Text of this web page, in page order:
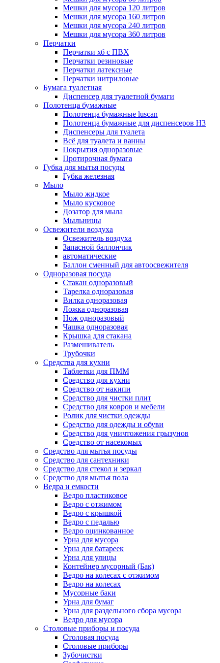
Мешки для мусора 120 литров
Мешки для мусора 160 литров
Мешки для мусора 240 литров
Мешки для мусора 360 литров
Перчатки
Перчатки хб с ПВХ
Перчатки резиновые
Перчатки латексные
Перчатки нитриловые
Бумага туалетная
Диспенсер для туалетной бумаги
Полотенца бумажные
Полотенца бумажные luscan
Полотенца бумажные для диспенсеров H3
Диспенсеры для туалета
Всё для туалета и ванны
Покрытия одноразовые
Протирочная бумага
Губка для мытья посуды
Губка железная
Мыло
Мыло жидкое
Мыло кусковое
Дозатор для мыла
Мыльницы
Освежители воздуха
Освежитель воздуха
Запасной баллончик
автоматические
Баллон сменный для автоосвежителя
Одноразовая посуда
Стакан одноразовый
Тарелка одноразовая
Вилка одноразовая
Ложка одноразовая
Нож одноразовый
Чашка одноразовая
Крышка для стакана
Размешиватель
Трубочки
Средства для кухни
Таблетки для ПММ
Средство для кухни
Средство от накипи
Средство для чистки плит
Средство для ковров и мебели
Ролик для чистки одежды
Средство для одежды и обуви
Средство для уничтожения грызунов
Средство от насекомых
Средство для мытья посуды
Средство для сантехники
Средство для стекол и зеркал
Средство для мытья пола
Ведра и емкости
Ведро пластиковое
Ведро с отжимом
Ведро с крышкой
Ведро с педалью
Ведро оцинкованное
Урна для мусора
Урна для батареек
Урна для улицы
Контейнер мусорный (Бак)
Ведро на колесах с отжимом
Ведро на колесах
Мусорные баки
Урна для бумаг
Урна для раздельного сбора мусора
Ведро для мусора
Столовые приборы и посуда
Столовая посуда
Столовые приборы
Зубочистки